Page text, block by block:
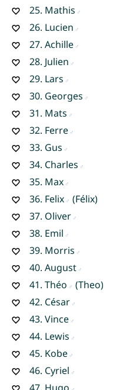
25. Mathis
26. Lucien
27. Achille
28. Julien
29. Lars
30. Georges
31. Mats
32. Ferre
33. Gus
34. Charles
35. Max
36. Felix
(Félix)
37. Oliver
38. Emil
39. Morris
40. August
41. Théo
(Theo)
42. César
43. Vince
44. Lewis
45. Kobe
46. Cyriel